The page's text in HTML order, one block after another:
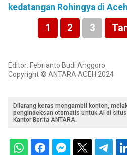
kedatangan Rohingya di Aceh
1 2 3
Editor: Febrianto Budi Anggoro
Copyright © ANTARA ACEH 2024
Dilarang keras mengambil konten,
pengindeksan otomatis untuk AI di
Kantor Berita ANTARA.